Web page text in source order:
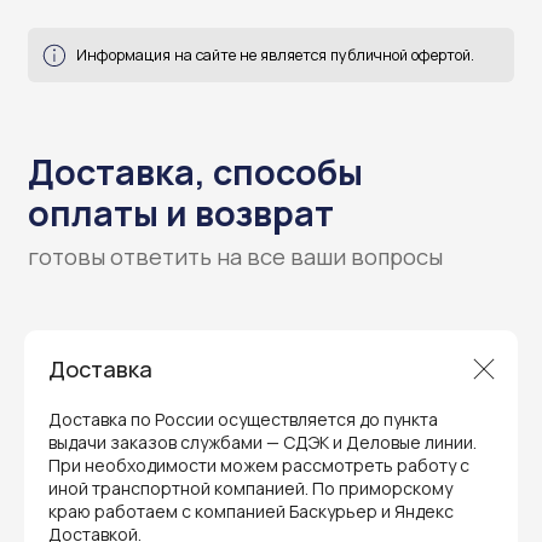
Доставка
Доставка по России осуществляется до пункта
выдачи заказов службами — СДЭК и Деловые линии.
При необходимости можем рассмотреть работу с
иной транспортной компанией. По приморскому
краю работаем с компанией Баскурьер и Яндекс
Доставкой.
Гарантия и поддержка
Мы предлагаем полный послепродажный
сервис для торгового оборудования,
видеонаблюдения и онлайн-касс. Все
ремонт и сервис